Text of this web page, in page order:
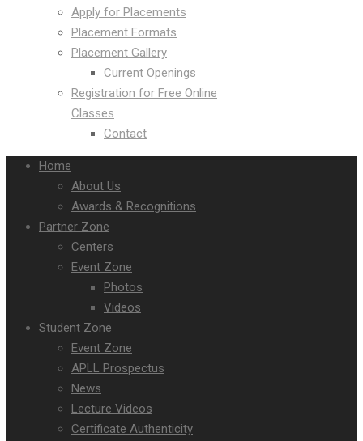
Apply for Placements
Placement Formats
Placement Gallery
Current Openings
Registration for Free Online
Classes
Contact
Home
About Us
Awards & Recognitions
Partner Zone
Centers
Event Zone
Photos
Videos
Student Zone
Event Zone
APLL Prospectus
News
Lecture Videos
Certificate Authenticity